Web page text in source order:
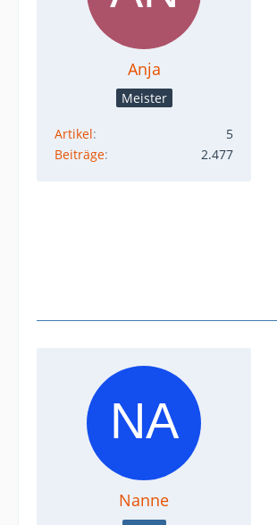
Anja
Meister
Artikel
5
Beiträge
2.477
Nanne